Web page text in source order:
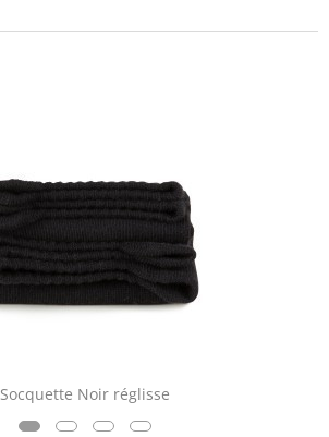
Socquette Noir réglisse